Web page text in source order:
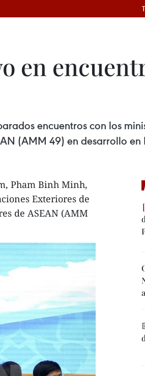
en
encuentros con los
(AMM 49) en desarrollo en
Pham Binh Minh,
Exteriores de
de ASEAN (AMM